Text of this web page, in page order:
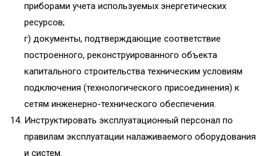
приборами учета используемых энергетических
ресурсов;
г) документы, подтверждающие соответствие
построенного, реконструированного объекта
капитального строительства техническим условиям
подключения (технологического присоединения) к
сетям инженерно-технического обеспечения.
Инструктировать эксплуатационный персонал по
правилам эксплуатации налаживаемого оборудования
и систем.